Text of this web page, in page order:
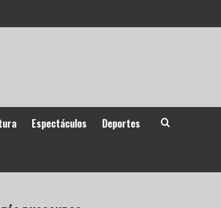
Espectáculos Deportes